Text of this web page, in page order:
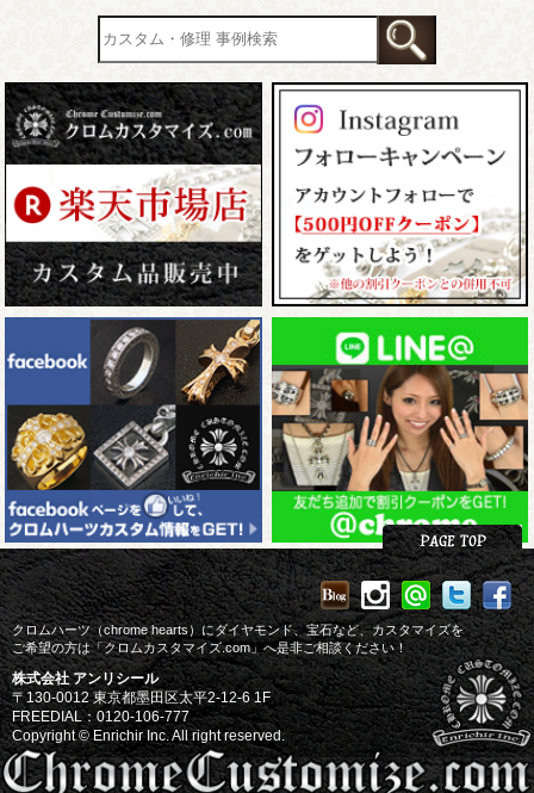
クロムハーツ（chrome hearts）にダイヤモンド、宝石など、カスタマイズを
ご希望の方は「クロムカスタマイズ.com」へ是非ご相談ください！
株式会社 アンリシール
〒130-0012 東京都墨田区太平2-12-6 1F
FREEDIAL：0120-106-777
Copyright © Enrichir Inc. All right reserved.